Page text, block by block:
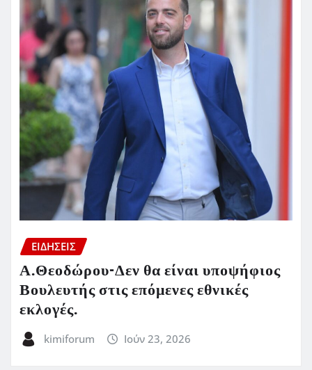
ΕΙΔΗΣΕΙΣ
Α.Θεοδώρου-Δεν θα είναι υποψήφιος
Βουλευτής στις επόμενες εθνικές
εκλογές.
kimiforum Ιούν 23, 2026